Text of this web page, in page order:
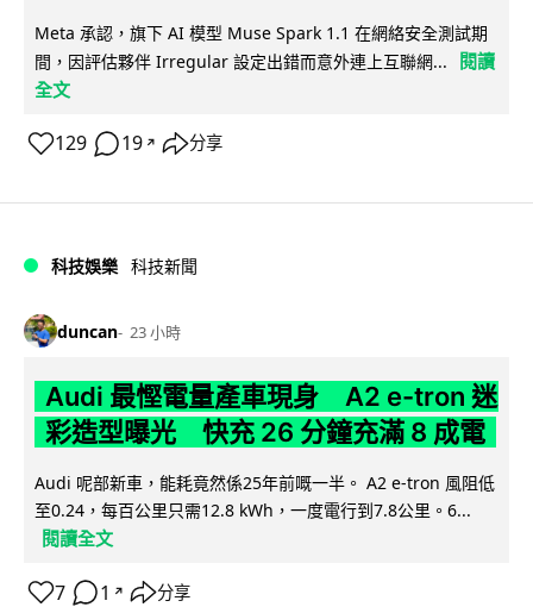
Meta 承認，旗下 AI 模型 Muse Spark 1.1 在網絡安全測試期
間，因評估夥伴 Irregular 設定出錯而意外連上互聯網...
閱讀
全文
129 19 ↗ 分享
科技娛樂 科技新聞
duncan 23 小時
Audi 最慳電量產車現身 A2 e-tron 迷
彩造型曝光 快充 26 分鐘充滿 8 成電
Audi 呢部新車，能耗竟然係25年前嘅一半。 A2 e-tron 風阻低
至0.24，每百公里只需12.8 kWh，一度電行到7.8公里。6...
閱讀全文
7 1 ↗ 分享